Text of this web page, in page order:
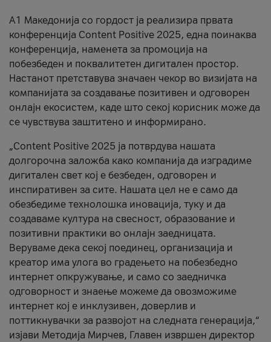
А1 Македонија со гордост ја реализира првата
конференција Content Positive 2025, една поинаква
конференција, наменета за промоција на
побезбеден и поквалитетен дигитален простор.
Настанот претставува значаен чекор во визијата на
компанијата за создавање позитивен и одговорен
онлајн екосистем, каде што секој корисник може да
се чувствува заштитено и информирано.
„Content Positive 2025 ја потврдува нашата
долгорочна заложба како компанија да изградиме
дигитален свет кој е безбеден, одговорен и
инспиративен за сите. Нашата цел не е само да
обезбедиме технолошка иновација, туку и да
создаваме култура на свесност, образование и
позитивни практики во онлајн заедницата.
Веруваме дека секој поединец, организација и
креатор има улога во градењето на побезбедно
интернет опкружување, и само со заедничка
одговорност и знаење можеме да овозможиме
интернет кој е инклузивен, доверлив и
поттикнувачки за развојот на следната генерација,“
изјави Методија Мирчев, Главен извршен директор